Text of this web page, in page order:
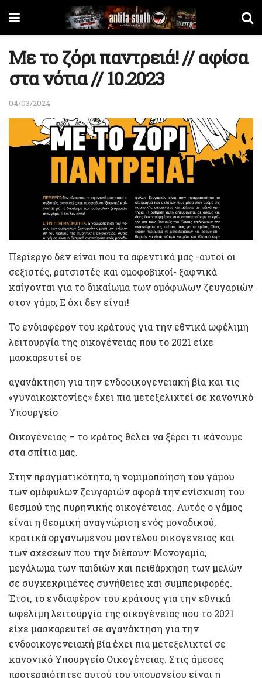
Με το ζόρι παντρειά! // αφίσα
στα νότια // 10.2023
04/03/2024
Περίεργο δεν είναι που τα αφεντικά μας -αυτοί οι
σεξιστές, ρατσιστές και ομοφοβικοί- ξαφνικά
καίγονται για το δικαίωμα των ομόφυλων ζευγαριών
στον γάμο; Ε όχι δεν είναι!
Το ενδιαφέρον του κράτους για την εθνικά ωφέλιμη
λειτουργία της οικογένειας που το 2021 είχε
μασκαρευτεί σε
αγανάκτηση για την ενδοοικογενειακή βία και τις
«γυναικοκτονίες» έχει πια μετεξελιχτεί σε κανονικό
Υπουργείο
Οικογένειας – το κράτος θέλει να ξέρει τι κάνουμε
στα σπίτια μας.
Στην πραγματικότητα, η νομιμοποίηση του γάμου
των ομόφυλων ζευγαριών αφορά την ενίσχυση του
θεσμού της πυρηνικής οικογένειας. Αυτός ο γάμος
είναι η θεσμική αναγνώριση ενός μοναδικού,
κρατικά οργανωμένου μοντέλου οικογένειας και
των σχέσεων που την διέπουν: Μονογαμία,
μεγάλωμα των παιδιών και πειθάρχηση των μελών
σε συγκεκριμένες συνήθειες και συμπεριφορές.
Έτσι, το ενδιαφέρον του κράτους για την εθνικά
ωφέλιμη λειτουργία της οικογένειας που το 2021
είχε μασκαρευτεί σε αγανάκτηση για την
ενδοοικογενειακή βία έχει πια μετεξελιχτεί σε
κανονικό Υπουργείο Οικογένειας. Στις άμεσες
προτεραιότητες αυτού του υπουργείου είναι η